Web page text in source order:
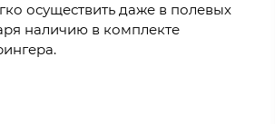
осуществить даже в полевых
наличию в комплекте